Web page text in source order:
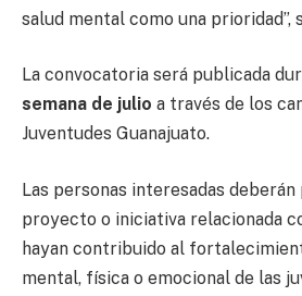
salud mental como una prioridad”,
La convocatoria será publicada
semana de julio a través de los
Juventudes Guanajuato.
Las personas interesadas
proyecto o iniciativa relacionada
hayan contribuido al
mental, física o emocional de las